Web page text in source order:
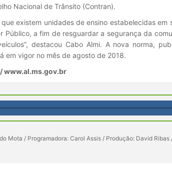
Nacional de Trânsito (Contran).
existem unidades de ensino estabelecidas em
Público, a fim de resguardar a segurança da
destacou Cabo Almi. A nova norma,
em vigor no mês de agosto de 2018.
www.al.ms.gov.br
Mota / Programadora: Carol Assis / Produção: David